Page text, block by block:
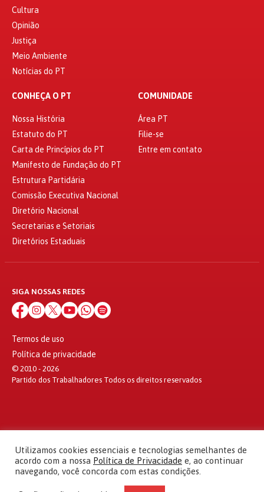
Cultura
Opinião
Justiça
Meio Ambiente
Notícias do PT
CONHEÇA O PT
Nossa História
Estatuto do PT
Carta de Princípios do PT
Manifesto de Fundação do PT
Estrutura Partidária
Comissão Executiva Nacional
Diretório Nacional
Secretarias e Setoriais
Diretórios Estaduais
COMUNIDADE
Área PT
Filie-se
Entre em contato
SIGA NOSSAS REDES
Termos de uso
Política de privacidade
© 2010 - 2026
Partido dos Trabalhadores Todos os direitos reservados
Utilizamos cookies essenciais e tecnologias semelhantes de
acordo com a nossa Política de Privacidade e, ao continuar
navegando, você concorda com estas condições.